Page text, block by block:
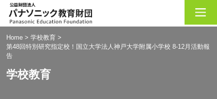
Home >学校教育 >
第48回特別研究指定校！国立大学法人神戸大学附属小学校 8-12月活動報
告
学校教育